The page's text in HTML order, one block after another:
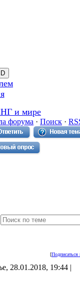
и мире
форума · Поиск ·
[Подписаться
28.01.2018, 19:44 |